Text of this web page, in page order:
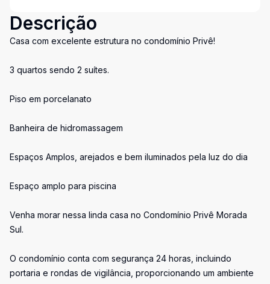
Descrição
Casa com excelente estrutura no condomínio Privê!
3 quartos sendo 2 suítes.
Piso em porcelanato
Banheira de hidromassagem
Espaços Amplos, arejados e bem iluminados pela luz do dia
Espaço amplo para piscina
Venha morar nessa linda casa no Condomínio Privê Morada
Sul.
O condomínio conta com segurança 24 horas, incluindo
portaria e rondas de vigilância, proporcionando um ambiente